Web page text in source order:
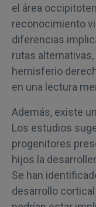
el área
reconocimiento
diferencias
rutas
hemisferio
en una lectura
Además, existe
Los estudios
progenitores
hijos la
Se han
desarrollo